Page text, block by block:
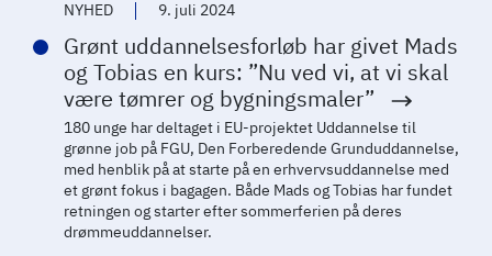
NYHED 9. juli 2024
Grønt uddannelsesforløb har givet Mads
og Tobias en kurs: ”Nu ved vi, at vi skal
være tømrer og bygningsmaler”
180 unge har deltaget i EU-projektet Uddannelse til
grønne job på FGU, Den Forberedende Grunduddannelse,
med henblik på at starte på en erhvervsuddannelse med
et grønt fokus i bagagen. Både Mads og Tobias har fundet
retningen og starter efter sommerferien på deres
drømmeuddannelser.